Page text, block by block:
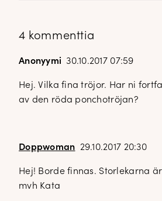
4 kommenttia
Anonyymi 30.10.2017 07:59
Hej. Vilka fina tröjor. Har ni
av den röda ponchotröjan?
Doppwoman 29.10.2017 20:30
Hej! Borde finnas. Storlekarna
mvh Kata